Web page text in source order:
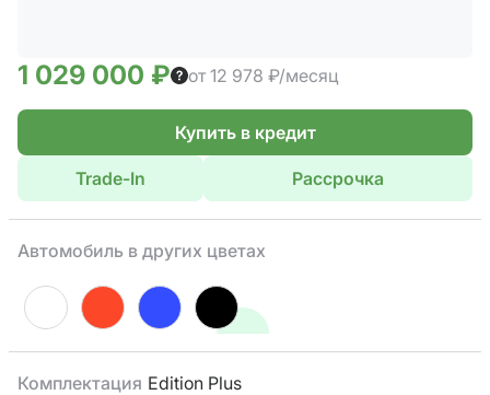
1 029 000 ₽ от 12 978 ₽/месяц
Купить в кредит
Trade-In Рассрочка
Автомобиль в других цветах
Комплектация Edition Plus